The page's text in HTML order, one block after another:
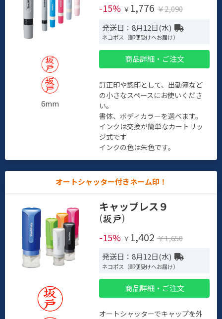
6mm
-15% ￥ 1,776 ￥2,090
発送日：8月12日(水)
ネコポス（郵便受けへお届け）
商品詳細・ご注文
訂正印や認印として、出勤簿など
の小さなスペースにお使いくださ
い。
書体、ボディカラーを選べます。
インクは交換が簡単なカートリッ
ジ式です
インクの色は朱色です。
オートシャッター付きネーム印！
キャップレス９
(
)
-15% ￥ 1,402 ￥1,650
発送日：8月12日(水)
ネコポス（郵便受けへお届け）
商品詳細・ご注文
オートシャッターでキャップを外